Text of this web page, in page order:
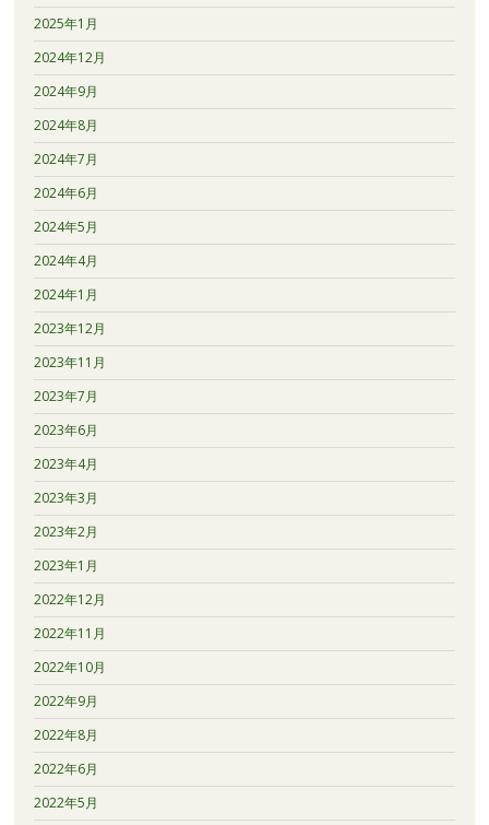
2025年1月
2024年12月
2024年9月
2024年8月
2024年7月
2024年6月
2024年5月
2024年4月
2024年1月
2023年12月
2023年11月
2023年7月
2023年6月
2023年4月
2023年3月
2023年2月
2023年1月
2022年12月
2022年11月
2022年10月
2022年9月
2022年8月
2022年6月
2022年5月